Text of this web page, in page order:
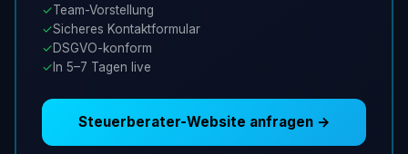
✓Team-Vorstellung
✓Sicheres Kontaktformular
✓DSGVO-konform
✓ In 5–7 Tagen live
Steuerberater-Website anfragen →